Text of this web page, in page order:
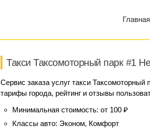
Главная
Такси Таксомоторный парк #1
Сервис заказа услуг такси
тарифы города, рейтинг и отзывы
Минимальная стоимость: от 100 ₽
Классы авто: Эконом, Комфорт